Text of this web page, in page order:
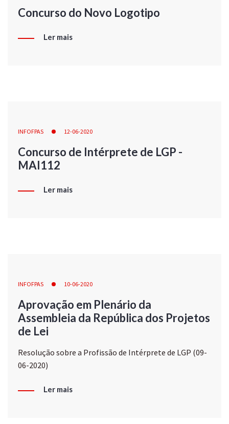
Concurso do Novo Logotipo
Ler mais
INFOFPAS 12-06-2020
Concurso de Intérprete de LGP -
MAI112
Ler mais
INFOFPAS 10-06-2020
Aprovação em Plenário da
Assembleia da República dos Projetos
de Lei
Resolução sobre a Profissão de Intérprete de LGP (09-
06-2020)
Ler mais